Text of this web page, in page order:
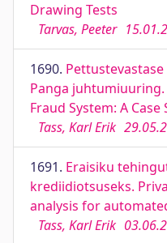
Drawing Tests
Tarvas, Peeter
1690.
Panga
Fraud System: A Case
Tass, Karl Erik
1691. Eraisiku
krediidiotsuseks.
analysis for
Tass, Karl Erik